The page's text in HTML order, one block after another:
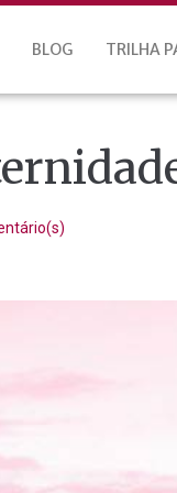
BLOG TRILHA